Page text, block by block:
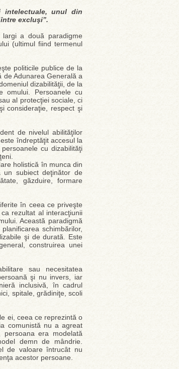
intelectuale, unul din
excluşi”.
largi a două paradigme
(ultimul fiind termenul
politicile publice de la
de Adunarea Generală a
dizabilităţii, de la
omului. Persoanele cu
al protecţiei sociale, ci
consideraţie, respect şi
de nivelul abilităţilor
îndreptăţit accesul la
cu dizabilităţi
holistică în munca din
un subiect deţinător de
găzduire, formare
în ceea ce priveşte
rezultat al interacţiunii
Această paradigmă
schimbărilor,
şi de durată. Este
construirea unei
sau necesitatea
şi nu invers, iar
inclusivă, în cadrul
spitale, grădiniţe, scoli
ei, ceea ce reprezintă o
comunistă nu a agreat
persoana era modelată
demn de mândrie.
de valoare întrucât nu
acestor persoane.